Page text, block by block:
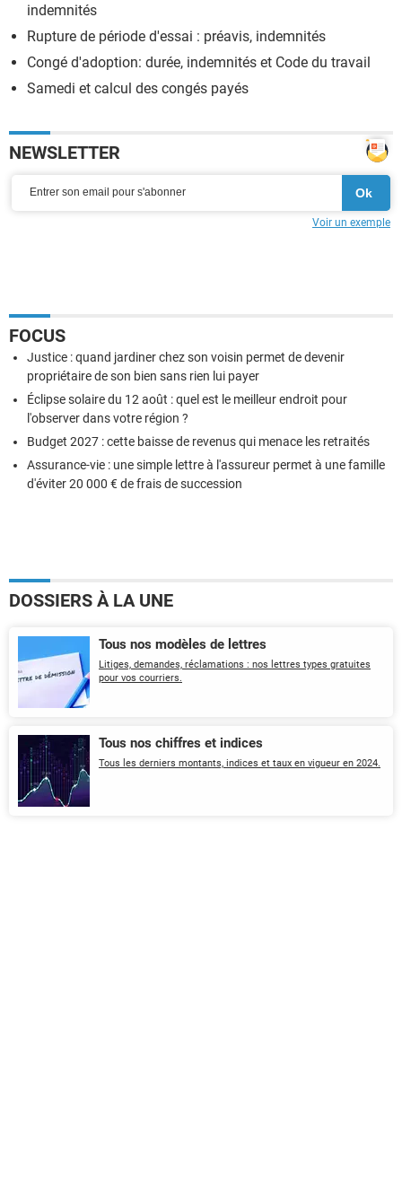
indemnités
Rupture de période d'essai : préavis, indemnités
Congé d'adoption: durée, indemnités et Code du travail
Samedi et calcul des congés payés
NEWSLETTER
Voir un exemple
FOCUS
Justice : quand jardiner chez son voisin permet de devenir
propriétaire de son bien sans rien lui payer
Éclipse solaire du 12 août : quel est le meilleur endroit pour
l'observer dans votre région ?
Budget 2027 : cette baisse de revenus qui menace les retraités
Assurance-vie : une simple lettre à l'assureur permet à une famille
d'éviter 20 000 € de frais de succession
DOSSIERS À LA UNE
Tous nos modèles de lettres
Litiges, demandes, réclamations : nos lettres types gratuites
pour vos courriers.
Tous nos chiffres et indices
Tous les derniers montants, indices et taux en vigueur en 2024.